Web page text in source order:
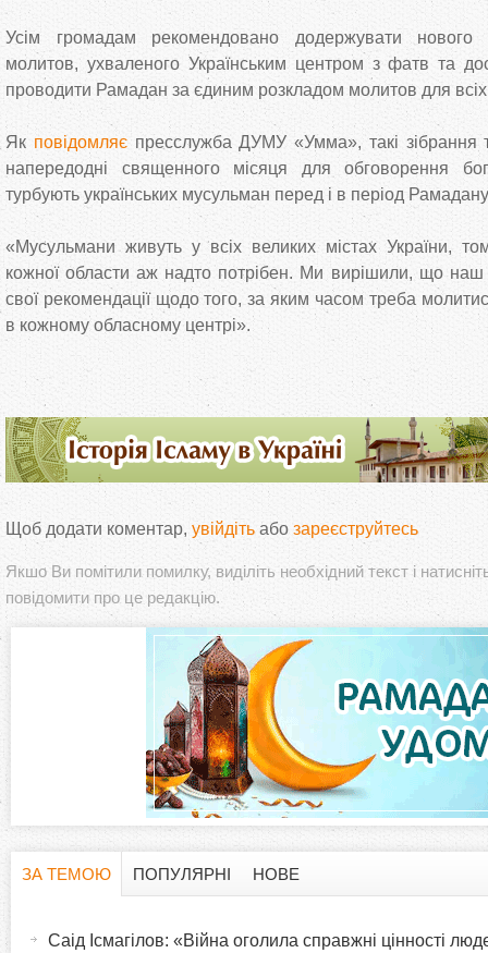
Усім громадам рекомендовано додержувати нового
молитов, ухваленого Українським центром з фатв та
проводити Рамадан за єдиним розкладом молитов для всіх
Як повідомляєпресслужба ДУМУ «Умма», такі зібрання
напередодні священного місяця для обговорення
турбують українських мусульман перед і в період
«Мусульмани живуть у всіх великих містах України,
кожної области аж надто потрібен. Ми вирішили, що наш
свої рекомендації щодо того, за яким часом треба
в кожному обласному центрі».
Щоб додати коментар, увійдіть або зареєструйтесь
Якшо Ви помітили помилку, виділіть необхідний текст і
повідомити про це редакцію.
ЗА ТЕМОЮ
ПОПУЛЯРНІ НОВЕ
Саід Ісмагілов: «Війна оголила справжні цінності